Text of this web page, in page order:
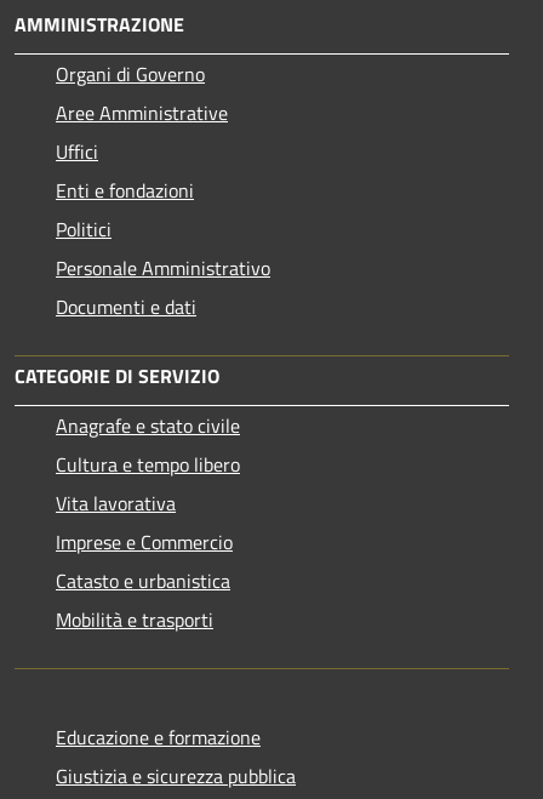
AMMINISTRAZIONE
Organi di Governo
Aree Amministrative
Uffici
Enti e fondazioni
Politici
Personale Amministrativo
Documenti e dati
CATEGORIE DI SERVIZIO
Anagrafe e stato civile
Cultura e tempo libero
Vita lavorativa
Imprese e Commercio
Catasto e urbanistica
Mobilità e trasporti
Educazione e formazione
Giustizia e sicurezza pubblica